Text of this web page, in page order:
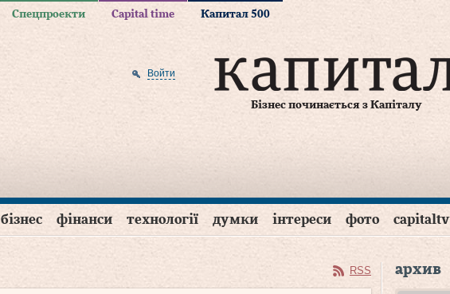
Спецпроекти Capital time Капитал 500
Бізнес починається з Капіталу
Войти
бізнес фінанси технології думки інтереси фото capitaltv
RSS архив